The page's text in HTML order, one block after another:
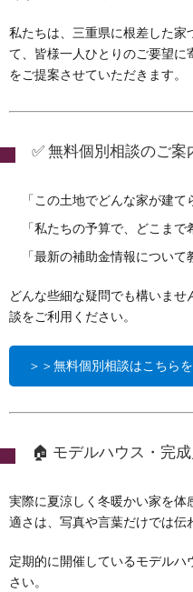
私たちは、三重県に根差した家
て、皆様一人ひとりのご要望に
をご提案させていただきます。
✅ 無料個別相談のご案
「この土地でどんな家が建て
「私たちの予算で、どこまで
「最新の補助金情報について
どんな些細な疑問でも構いま
談をご利用ください。
＞＞無料個別相談はこちら
🏠 モデルハウス・完
実際に夏涼しく冬暖かい家を体
適さは、写真や言葉だけでは伝
定期的に開催しているモデル
さい。